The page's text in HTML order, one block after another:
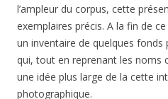
l’ampleur du corpus, cette
exemplaires précis. A la fin de
un inventaire de quelques fonds
qui, tout en reprenant les noms
une idée plus large de la cette
photographique.